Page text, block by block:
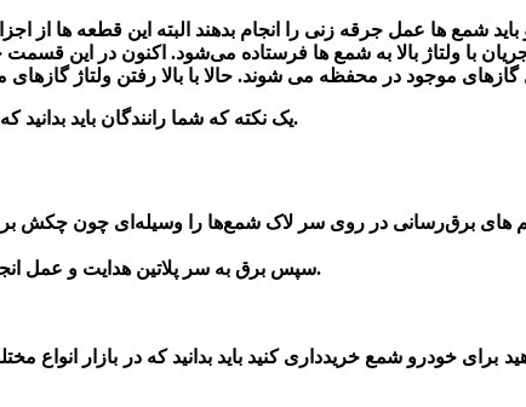
شمع ها عمل جرقه زنی را انجام بدهند البته این قطعه ها از
با ولتاژ بالا به شمع ها فرستاده می‌شود. اکنون در این قسمت
گازهای موجود در محفظه می شوند. حالا با بالا رفتن ولتاژ
یک نکته که شما رانندگان باید بدانید که را به خوبی انجام بدهند.
سپس برق به سر پلاتین هدایت و عمل انجام می‌گردد . امروزه توسط مگنت این کار انتقال برق انجام می‌شود که با حذف دلکو وسایر قطعات بوده است.
برای خودرو شمع خریدداری کنید باید بدانید که در بازار انواع